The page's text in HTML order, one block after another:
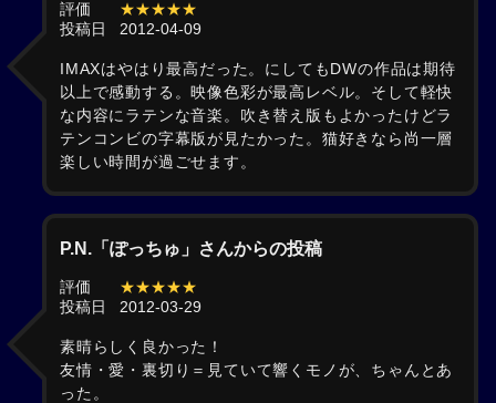
評価
★★★★★
投稿日
2012-04-09
IMAXはやはり最高だった。にしてもDWの作品は期待
以上で感動する。映像色彩が最高レベル。そして軽快
な内容にラテンな音楽。吹き替え版もよかったけどラ
テンコンビの字幕版が見たかった。猫好きなら尚一層
楽しい時間が過ごせます。
P.N.「ぽっちゅ」さんからの投稿
評価
★★★★★
投稿日
2012-03-29
素晴らしく良かった！
友情・愛・裏切り＝見ていて響くモノが、ちゃんとあ
った。